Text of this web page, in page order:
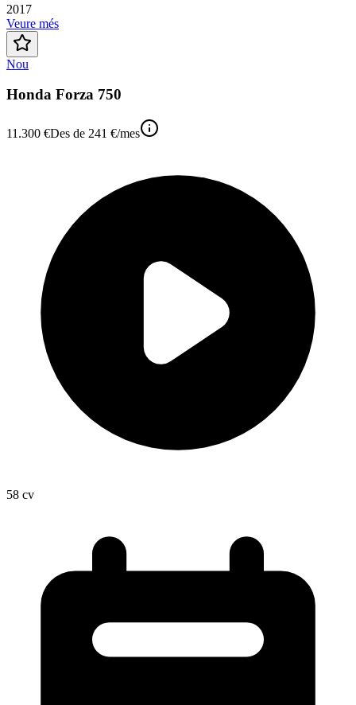
2017
Veure més
Nou
Honda Forza 750
11.300 €Des de 241 €/mes
58 cv